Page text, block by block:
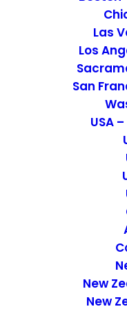
Las
Los
San
USA
New
New
Fakta om
Qatar er et af
har en
et land, hvor